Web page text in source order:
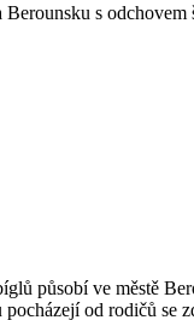
s odchovem
působí ve městě
od rodičů se